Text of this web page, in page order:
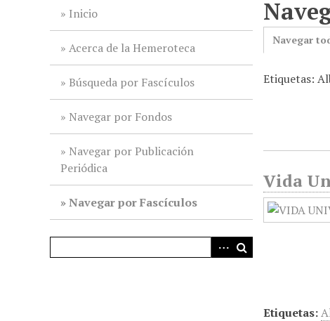
Inicio
Acerca de la Hemeroteca
Búsqueda por Fascículos
Navegar por Fondos
Navegar por Publicación
Periódica
Navegar por Fascículos
Navegar
Etiquetas:
Vida
Etiquetas: